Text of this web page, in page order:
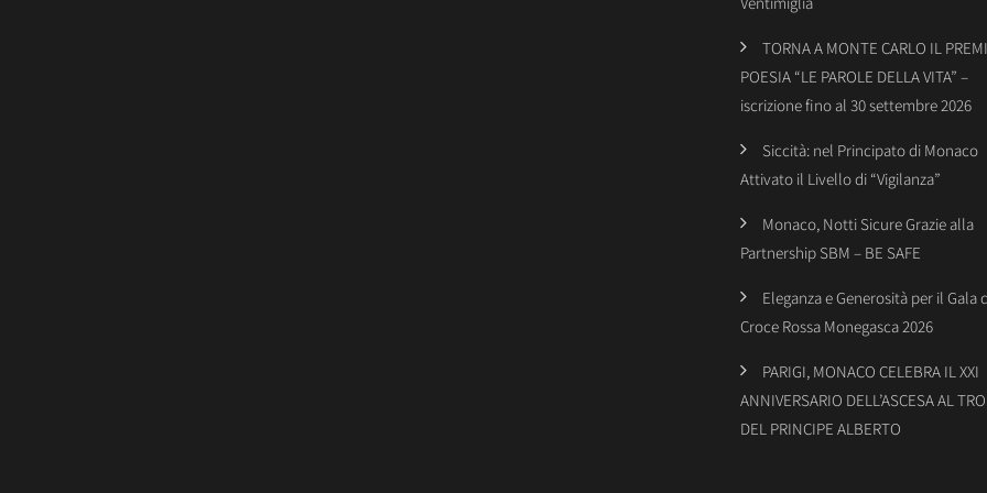
TORNA A MONTE CARLO IL
POESIA “LE PAROLE DELLA VITA” –
iscrizione fino al 30 settembre 2026
Siccità: nel Principato di Monaco
Attivato il Livello di “Vigilanza”
Monaco, Notti Sicure Grazie alla
Partnership SBM – BE SAFE
Eleganza e Generosità per il Gala
Croce Rossa Monegasca 2026
PARIGI, MONACO CELEBRA IL XXI
ANNIVERSARIO DELL’ASCESA AL
DEL PRINCIPE ALBERTO